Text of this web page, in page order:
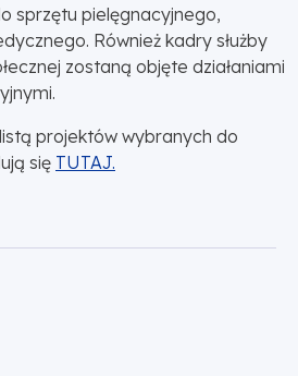
sprzętu pielęgnacyjnego,
Również kadry służby
zostaną objęte działaniami
projektów wybranych do
się TUTAJ.